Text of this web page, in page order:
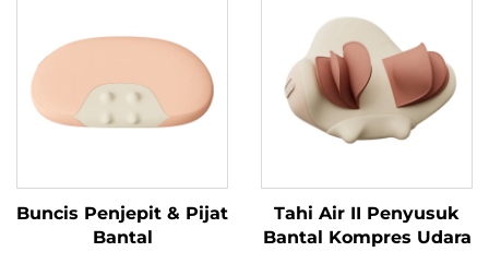
Buncis Penjepit & Pijat
Bantal
Tahi Air II Penyusuk
Bantal Kompres Udara